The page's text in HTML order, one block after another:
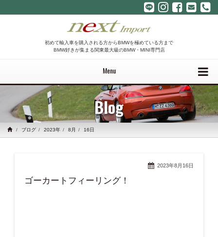
初めて輸入車を購入される方からBMWを極めている方まで
BMW好きが集まる関東最大級のBMW・MINI専門店
Menu
Blog
ブログ 2023年 8月 16日
2023年8月16日
ゴーカートフィーリング！